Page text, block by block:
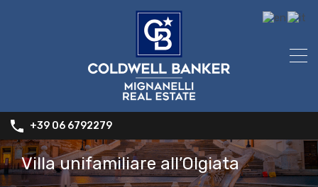
+39 06 6792279
Villa unifamiliare all’Olgiata